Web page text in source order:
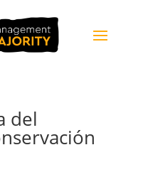
del